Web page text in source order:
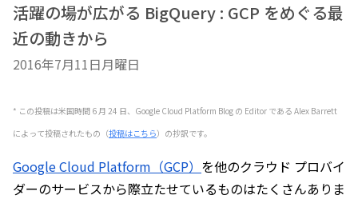
活躍の場が広がる BigQuery : GCP をめぐる最
近の動きから
2016年7月11日月曜日
* この投稿は米国時間 6 月 24 日、Google Cloud Platform Blog の Editor である Alex Barrett
によって投稿されたもの（投稿はこちら）の抄訳です。
Google Cloud Platform（GCP） を他のクラウド プロバイ
ダーのサービスから際立たせているものはたくさんありま